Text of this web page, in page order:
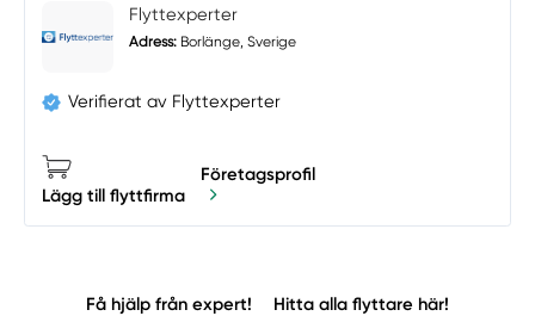
Flyttexperter
Adress: Borlänge, Sverige
Verifierat av Flyttexperter
Lägg till flyttfirma
Företagsprofil
Få hjälp från expert! Hitta alla flyttare här!